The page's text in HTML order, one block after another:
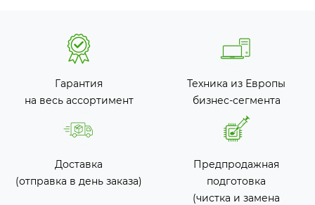
Гарантия
на весь ассортимент
Техника из Европы
бизнес-сегмента
Доставка
(отправка в день заказа)
Предпродажная
подготовка
(чистка и замена